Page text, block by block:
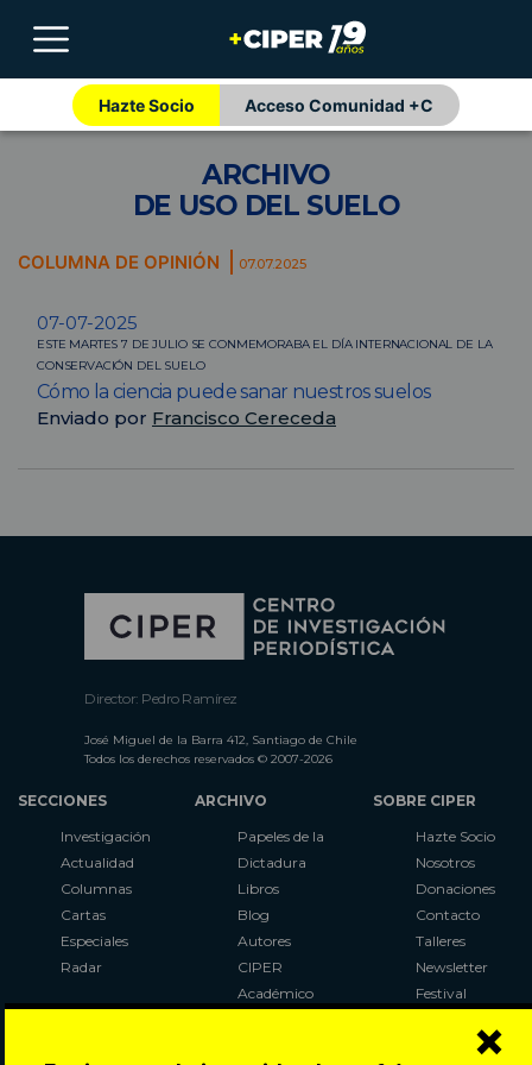
×
Hazte Socio Acceso Comunidad +C
ARCHIVO
DE USO DEL SUELO
COLUMNA DE OPINIÓN 07.07.2025
07-07-2025
ESTE MARTES 7 DE JULIO SE CONMEMORABA EL DÍA INTERNACIONAL DE LA
CONSERVACIÓN DEL SUELO
Cómo la ciencia puede sanar nuestros suelos
Enviado por Francisco Cereceda
Director: Pedro Ramírez
José Miguel de la Barra 412, Santiago de Chile
Todos los derechos reservados © 2007-2026
SECCIONES
Investigación
Actualidad
Columnas
Cartas
Especiales
Radar
ARCHIVO
Papeles de la
Dictadura
Libros
Blog
Autores
CIPER
Académico
SOBRE CIPER
Hazte Socio
Nosotros
Donaciones
Contacto
Talleres
Newsletter
Festival